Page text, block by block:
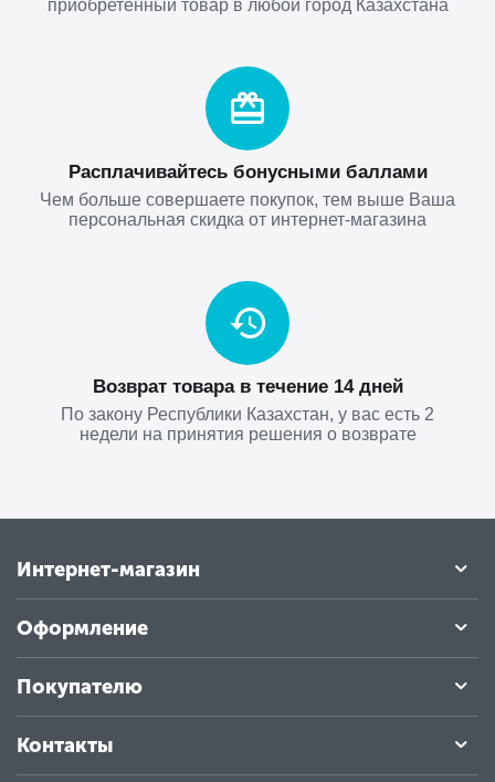
приобретенный товар в любой город Казахстана
Расплачивайтесь бонусными баллами
Чем больше совершаете покупок, тем выше Ваша
персональная скидка от интернет-магазина
Возврат товара в течение 14 дней
По закону Республики Казахстан, у вас есть 2
недели на принятия решения о возврате
Интернет-магазин
Оформление
Покупателю
Контакты